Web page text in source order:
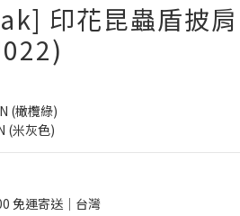
印花昆蟲盾披肩
(橄欖綠)
(米灰色)
免運寄送｜台灣